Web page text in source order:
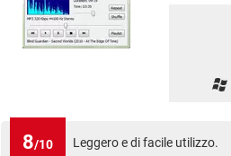
8/10 Leggero e di facile utilizzo.